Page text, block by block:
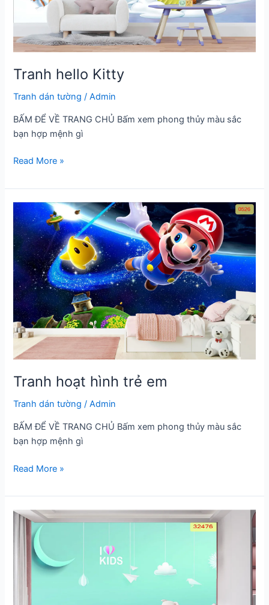
Tranh hello Kitty
Tranh dán tường /Admin
BẤM ĐỂ VỀ TRANG CHỦ Bấm xem phong thủy màu sắc
bạn hợp mệnh gì
Tranh
Kitty
Read More »
Tranh hoạt hình trẻ em
Tranh dán tường /Admin
BẤM ĐỂ VỀ TRANG CHỦ Bấm xem phong thủy màu sắc
bạn hợp mệnh gì
Tranh
hình
trẻ
Read More »